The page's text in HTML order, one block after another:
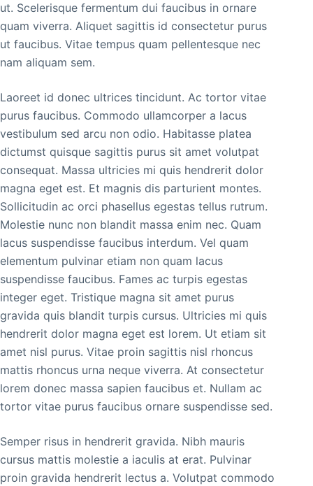
ut. Scelerisque fermentum dui faucibus in ornare
quam viverra. Aliquet sagittis id consectetur purus
ut faucibus. Vitae tempus quam pellentesque nec
nam aliquam sem.
Laoreet id donec ultrices tincidunt. Ac tortor vitae
purus faucibus. Commodo ullamcorper a lacus
vestibulum sed arcu non odio. Habitasse platea
dictumst quisque sagittis purus sit amet volutpat
consequat. Massa ultricies mi quis hendrerit dolor
magna eget est. Et magnis dis parturient montes.
Sollicitudin ac orci phasellus egestas tellus rutrum.
Molestie nunc non blandit massa enim nec. Quam
lacus suspendisse faucibus interdum. Vel quam
elementum pulvinar etiam non quam lacus
suspendisse faucibus. Fames ac turpis egestas
integer eget. Tristique magna sit amet purus
gravida quis blandit turpis cursus. Ultricies mi quis
hendrerit dolor magna eget est lorem. Ut etiam sit
amet nisl purus. Vitae proin sagittis nisl rhoncus
mattis rhoncus urna neque viverra. At consectetur
lorem donec massa sapien faucibus et. Nullam ac
tortor vitae purus faucibus ornare suspendisse sed.
Semper risus in hendrerit gravida. Nibh mauris
cursus mattis molestie a iaculis at erat. Pulvinar
proin gravida hendrerit lectus a. Volutpat commodo